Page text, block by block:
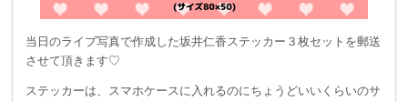
当日のライブ写真で作成した坂井仁香ステッカー３枚セットを郵送
させて頂きます♡
ステッカーは、スマホケースに入れるのにちょうどいいくらいのサ